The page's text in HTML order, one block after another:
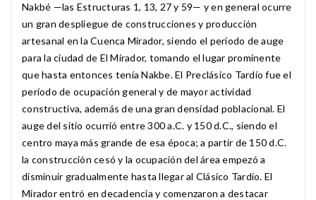
Nakbé —las Estructuras 1, 13, 27 y 59— y en general ocurre
un gran despliegue de construcciones y producción
artesanal en la Cuenca Mirador, siendo el período de auge
para la ciudad de El Mirador, tomando el lugar prominente
que hasta entonces tenía Nakbe. El Preclásico Tardío fue el
período de ocupación general y de mayor actividad
constructiva, además de una gran densidad poblacional. El
auge del sitio ocurrió entre 300 a.C. y 150 d.C., siendo el
centro maya más grande de esa época; a partir de 150 d.C.
la construcción cesó y la ocupación del área empezó a
disminuir gradualmente hasta llegar al Clásico Tardío. El
Mirador entró en decadencia y comenzaron a destacar